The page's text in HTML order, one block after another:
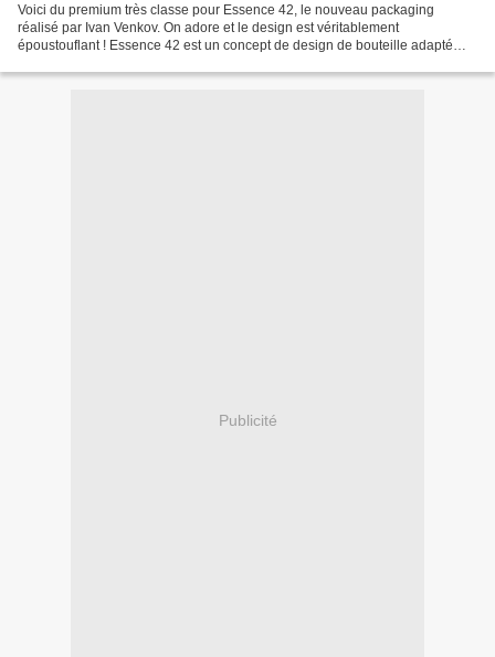
Voici du premium très classe pour Essence 42, le nouveau packaging
réalisé par Ivan Venkov. On adore et le design est véritablement
époustouflant ! Essence 42 est un concept de design de bouteille adapté
Publicité